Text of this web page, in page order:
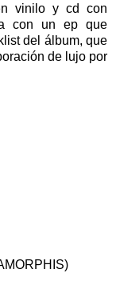
vinilo y cd con
con un ep que
del álbum, que
de lujo por